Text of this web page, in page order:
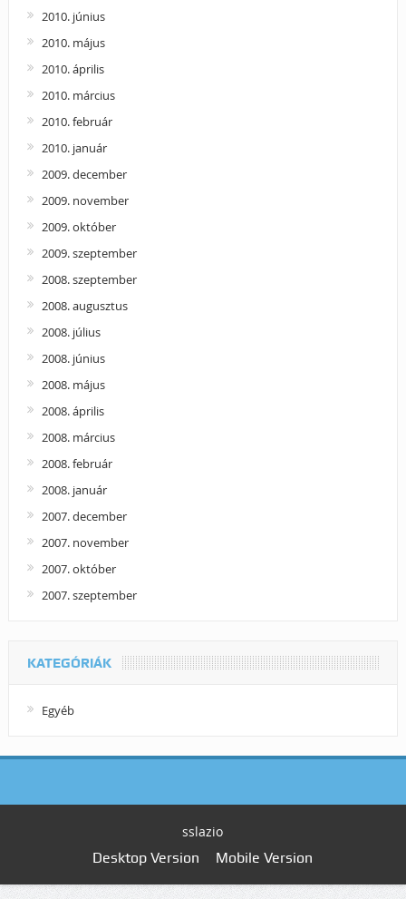
2010. június
2010. május
2010. április
2010. március
2010. február
2010. január
2009. december
2009. november
2009. október
2009. szeptember
2008. szeptember
2008. augusztus
2008. július
2008. június
2008. május
2008. április
2008. március
2008. február
2008. január
2007. december
2007. november
2007. október
2007. szeptember
KATEGÓRIÁK
Egyéb
sslazio
Desktop Version
Mobile Version